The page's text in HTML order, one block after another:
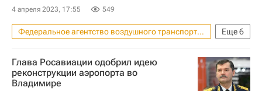
Воздушно-космические силы России
4 апреля 2023, 17:55 549
Еще6
Федеральное агентство воздушного транспорта (Росавиация)
Москва
Главгосэкспертиза
Глава Росавиации одобрил идею
реконструкции аэропорта во
Владимире